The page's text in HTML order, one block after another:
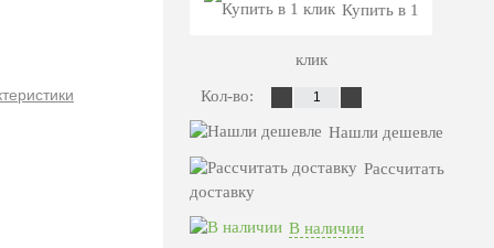
Купить в 1
клик
Кол-во:
Нашли дешевле
Рассчитать
доставку
В наличии